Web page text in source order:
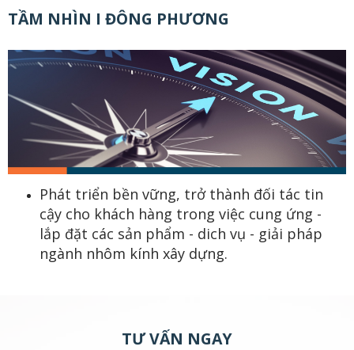
TẦM NHÌN I ĐÔNG PHƯƠNG
Phát triển bền vững, trở thành đối tác tin
cậy cho khách hàng trong việc cung ứng -
lắp đặt các sản phẩm - dich vụ - giải pháp
ngành nhôm kính xây dựng.
TƯ VẤN NGAY